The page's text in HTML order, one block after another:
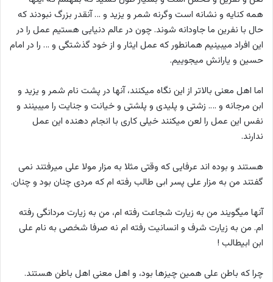
همه کنایه و نشانه است وگرنه شمر و یزید و … آنقدر بزرگ نبودند که
حال با نفرین ما جاودانه شوند. چون در عالم دنیایی هستیم عمل را در
این افراد میبینیم همانطور که عمل ایثار و از خود گذشتگی و … را در امام
حسین و یارانش میجوییم.
اما اهل معنی بالاتر از این نگاه میکنند، آنها در پشت نام شمر و یزید و
ابن مرجانه و …. زشتی و پلیدی و پلشتی و خیانت و جنایت را میبینند و
نفس این عمل را لعن میکنند خیلی کاری با انجام دهنده این عمل
ندارند.
هستند و بوده اند عرفایی که وقتی مثلا به مزار مولا علی میرفتند نمی
گفتند من به مزار علی پسر ابی طالب رفته ام که مردی چنان بود و چنان.
آنها میگویند من به زیارت شجاعت رفته ام، من به زیارت مردانگی رفته
ام. من به زیارت شرف و انسانیت رفته ام نه صرفا شخصی به نام علی
ابن ابیطالب !
چرا که باطن علی همین چیزها بود، و اهل معنی اهل باطن هستند.